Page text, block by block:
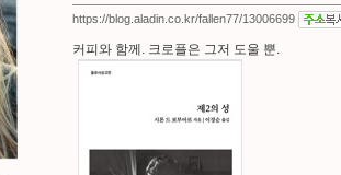
https://blog.aladin.co.kr/fallen77/13006699
커피와 함께. 크로플은 그저 도울 뿐.